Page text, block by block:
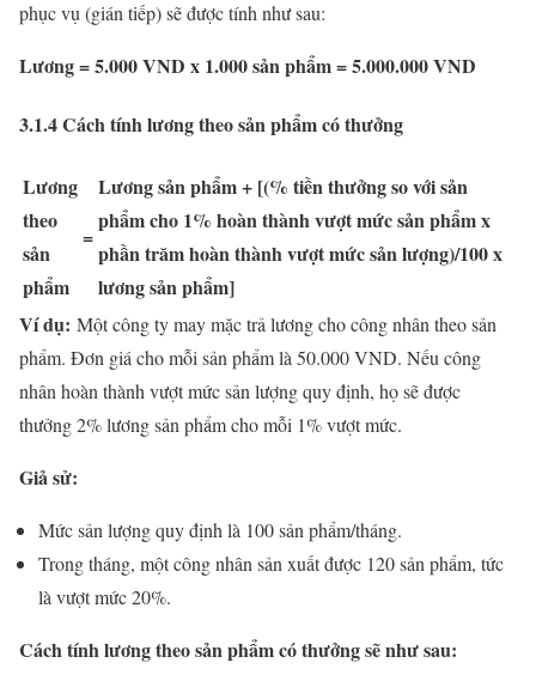
phục vụ (gián tiếp) sẽ được tính như sau:
Lương = 5.000 VND x 1.000 sản phẩm = 5.000.000 VND
3.1.4 Cách tính lương theo sản phẩm có thưởng
Lương
theo
sản
phẩm
=
Lương sản phẩm + [(% tiền thưởng so với sản
phẩm cho 1% hoàn thành vượt mức sản phẩm x
phần trăm hoàn thành vượt mức sản lượng)/100 x
lương sản phẩm]
Ví dụ: Một công ty may mặc trả lương cho công nhân theo sản
phẩm. Đơn giá cho mỗi sản phẩm là 50.000 VND. Nếu công
nhân hoàn thành vượt mức sản lượng quy định, họ sẽ được
thưởng 2% lương sản phẩm cho mỗi 1% vượt mức.
Giả sử:
Mức sản lượng quy định là 100 sản phẩm/tháng.
Trong tháng, một công nhân sản xuất được 120 sản phẩm, tức
là vượt mức 20%.
Cách tính lương theo sản phẩm có thưởng sẽ như sau: